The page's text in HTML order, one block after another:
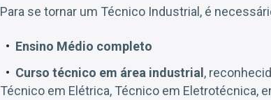
Para se tornar um Técnico Industrial, é
Ensino Médio completo
Curso técnico em área industrial ,
Técnico em Elétrica, Técnico em Eletrotécnica,